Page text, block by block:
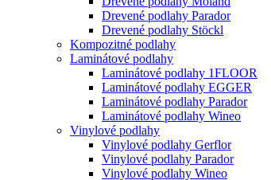
Drevené podlahy Parador
Drevené podlahy Stöckl
Kompozitné podlahy
Laminátové podlahy
Laminátové podlahy 1FLOOR
Laminátové podlahy EGGER
Laminátové podlahy Parador
Laminátové podlahy Wineo
Vinylové podlahy
Vinylové podlahy Gerflor
Vinylové podlahy Parador
Vinylové podlahy Wineo